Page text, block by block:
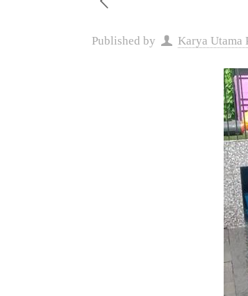
Published by Karya Utama